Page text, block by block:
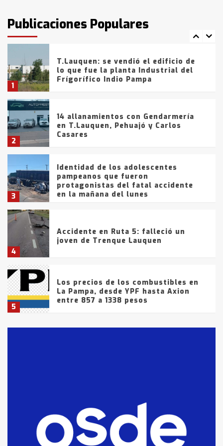
Publicaciones Populares
fueron detenidos por
comercialización de drogas en la
tarde del sábado
1
T.Lauquen: se vendió el edificio de
lo que fue la planta Industrial del
Frígorífico Indio Pampa
2
14 allanamientos con Gendarmería
en T.Lauquen, Pehuajó y Carlos
Casares
3
Identidad de los adolescentes
pampeanos que fueron
protagonistas del fatal accidente
en la mañana del lunes
4
Accidente en Ruta 5: falleció un
joven de Trenque Lauquen
5
Los precios de los combustibles en
La Pampa, desde YPF hasta Axion
entre 857 a 1338 pesos
fueron detenidos por
comercialización de drogas en la
tarde del sábado